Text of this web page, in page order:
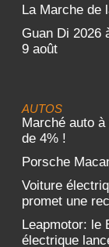
La Marche de
Guan Di 2026
9 août
AUTOS
Marché auto
de 4% !
Porsche
Voiture
promet une
Leapmotor: le
électrique